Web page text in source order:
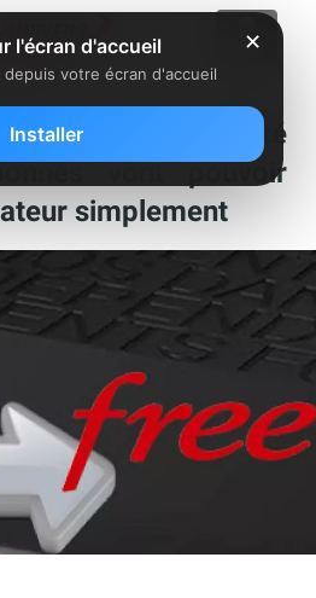
tests de portabilité
vont pouvoir
simplement
✕
l'écran d'accueil
depuis votre écran d'accueil
Installer